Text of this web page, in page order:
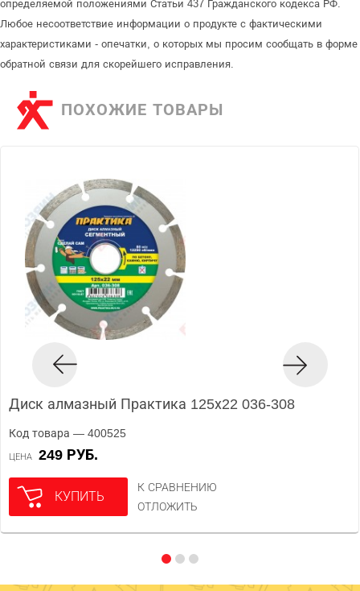
определяемой положениями Статьи 437 Гражданского кодекса РФ.
Любое несоответствие информации о продукте с фактическими
характеристиками - опечатки, о которых мы просим сообщать в форме
обратной связи для скорейшего исправления.
ПОХОЖИЕ ТОВАРЫ
Диск алмазный Практика 125х22 036-308
Код товара — 400525
ЦЕНА 249 РУБ.
КУПИТЬ
К СРАВНЕНИЮ
ОТЛОЖИТЬ